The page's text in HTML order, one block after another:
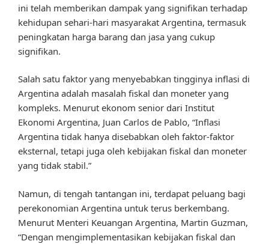
ini telah memberikan dampak yang signifikan terhadap
kehidupan sehari-hari masyarakat Argentina, termasuk
peningkatan harga barang dan jasa yang cukup
signifikan.
Salah satu faktor yang menyebabkan tingginya inflasi di
Argentina adalah masalah fiskal dan moneter yang
kompleks. Menurut ekonom senior dari Institut
Ekonomi Argentina, Juan Carlos de Pablo, “Inflasi
Argentina tidak hanya disebabkan oleh faktor-faktor
eksternal, tetapi juga oleh kebijakan fiskal dan moneter
yang tidak stabil.”
Namun, di tengah tantangan ini, terdapat peluang bagi
perekonomian Argentina untuk terus berkembang.
Menurut Menteri Keuangan Argentina, Martin Guzman,
“Dengan mengimplementasikan kebijakan fiskal dan